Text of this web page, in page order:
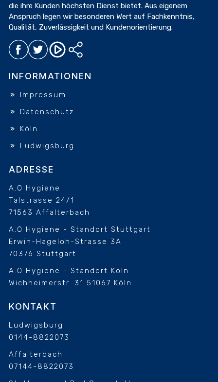
die ihre Kunden höchsten Dienst bietet. Aus eigenem
Anspruch legen wir besonderen Wert auf Fachkenntnis,
Qualität, Zuverlässigkeit und Kundenorientierung.
INFORMATIONEN
Impressum
Datenschutz
Köln
Ludwigsburg
ADRESSE
A.O Hygiene
Talstrasse 24/1
71563 Affalterbach
A.O Hygiene - Standort Stuttgart
Erwin-Hageloh-Strasse 3A
70376 Stuttgart
A.O Hygiene - Standort Köln
Wichheimerstr. 31 51067 Köln
KONTAKT
Ludwigsburg
0144-8822073
Affalterbach
07144-8822073